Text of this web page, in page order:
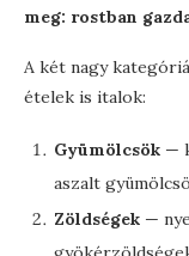
meg: rostban
A két nagy
ételek is italok:
Gyümölcsök —
aszalt
Zöldségek —